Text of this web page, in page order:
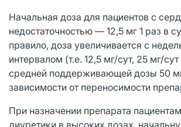
Начальная доза для пациентов с
недостаточностью — 12,5 мг 1 раз в
правило, доза увеличивается с
интервалом (т.е. 12,5 мг/сут, 25 мг/
средней поддерживающей дозы 50 мг
зависимости от переносимости
При назначении препарата
диуретики в высоких дозах,